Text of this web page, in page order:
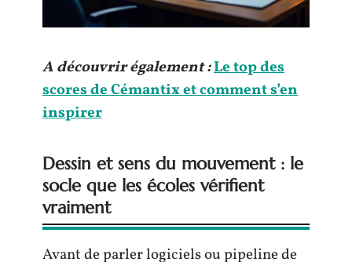
A découvrir également :Le top des
scores de Cémantix et comment s’en
inspirer
Dessin et sens du mouvement : le
socle que les écoles vérifient
vraiment
Avant de parler logiciels ou pipeline de